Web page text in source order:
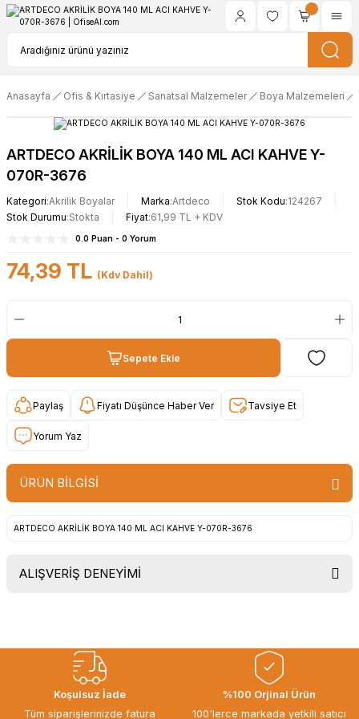
Anasayfa Ofis & Kırtasiye Sanatsal Malzemeler Boya Malzemeleri
ARTDECO AKRİLİK BOYA 140 ML ACI KAHVE Y-
070R-3676
Kategori Akrilik Boyalar Marka Artdeco Stok Kodu 124267
Stok Durumu Stokta Fiyat 61,99 TL + KDV
0.0 Puan - 0 Yorum
74,39 TL (Kdv Dahil)
Sepete Ekle
Paylaş Fiyatı Düşünce Haber Ver Tavsiye Et
Yorum Yaz
ÜRÜN BİLGİSİ
ARTDECO AKRİLİK BOYA 140 ML ACI KAHVE Y-070R-3676
ALIŞVERİŞ DENEYİMİ
gorusmek uzere, hayirli ve bol
kazanclar dilerim.
İbrahim Ertuğrul ARSLANOĞLU |
Koşulsuz İade
Tüm siparişlerinizde fatura
%100 Orjinal Ürün
100'lerce markada yetkili satıcı